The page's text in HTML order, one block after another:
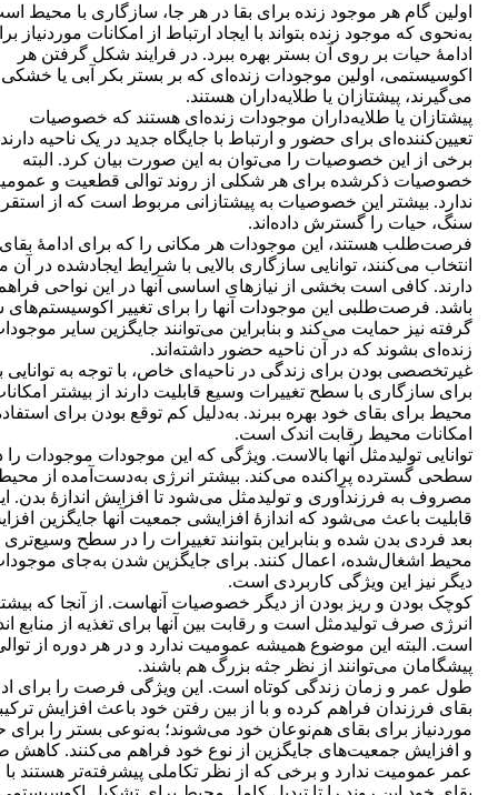
اولین گام هر موجود زنده برای بقا در هر جا، سازگاری با محیط
به‌نحوی که موجود زنده بتواند با ایجاد ارتباط از امکانات موردنیاز
ادامۀ حیات بر روی آن بستر بهره ببرد. در فرایند شکل گرفتن هر
اکوسیستمی، اولین موجودات زنده‌ای که بر بستر بکر آبی یا
می‌گیرند، پیشتازان یا طلایه‌داران هستند.
پیشتازان یا طلایه‌داران موجودات زنده‌ای هستند که خصوصیات
تعیین‌کننده‌ای برای حضور و ارتباط با جایگاه جدید در یک ناحیه
برخی از این خصوصیات را می‌توان به این صورت بیان کرد. البته
خصوصیات ذکرشده برای هر شکلی از روند توالی قطعیت و
ندارد. بیشتر این خصوصیات به پیشتازانی مربوط است که از
سنگ، حیات را گسترش داده‌اند.
فرصت‌طلب هستند، این موجودات هر مکانی را که برای ادامۀ
انتخاب می‌کنند، توانایی سازگاری بالایی با شرایط ایجادشده در
دارند. کافی است بخشی از نیازهای اساسی آنها در این نواحی
باشد. فرصت‌طلبی این موجودات آنها را برای تغییر
گرفته نیز حمایت می‌کند و بنابراین می‌توانند جایگزین سایر
زنده‌ای بشوند که در آن ناحیه حضور داشته‌اند.
غیرتخصصی بودن برای زندگی در ناحیه‌ای خاص، با توجه به توانایی
برای سازگاری با سطح تغییرات وسیع قابلیت دارند از بیشتر
محیط برای بقای خود بهره ببرند. به‌دلیل کم توقع بودن برای
امکانات محیط رقابت اندک است.
توانایی تولیدمثل آنها بالاست. ویژگی که این موجودات موجودات را
سطحی گسترده پراکنده می‌کند. بیشتر انرژی به‌دست‌آمده از
مصروف به فرزندآوری و تولیدمثل می‌شود تا افزایش اندازۀ بدن.
قابلیت باعث می‌شود که اندازۀ افزایشی جمعیت آنها جایگزین
بعد فردی بدن شده و بنابراین بتوانند تغییرات را در سطح وسیع‌تری
محیط اشغال‌شده، اعمال کنند. برای جایگزین شدن به‌جای
دیگر نیز این ویژگی کاربردی است.
کوچک بودن و ریز بودن از دیگر خصوصیات آنهاست. از آنجا که
انرژی صرف تولیدمثل است و رقابت بین آنها برای تغذیه از منابع
است. البته این موضوع همیشه عمومیت ندارد و در هر دوره از
پیشگامان می‌توانند از نظر جثه بزرگ هم باشند.
طول عمر و زمان زندگی کوتاه است. این ویژگی فرصت را برای
بقای فرزندان فراهم کرده و با از بین رفتن خود باعث افزایش
موردنیاز برای بقای هم‌نوعان خود می‌شوند؛ به‌نوعی بستر را
و افزایش جمعیت‌های جایگزین از نوع خود فراهم می‌کنند. کاهش
عمر عمومیت ندارد و برخی که از نظر تکاملی پیشرفته‌تر هستند